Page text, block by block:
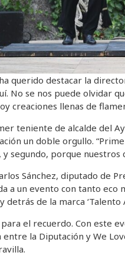
querido destacar la
No se nos puede olvidar
creaciones llenas de
teniente de alcalde del
un doble orgullo.
y segundo, porque
Sánchez, diputado de
a un evento con tanto eco
detrás de la marca ‘Talento
el recuerdo. Con este
entre la Diputación y We